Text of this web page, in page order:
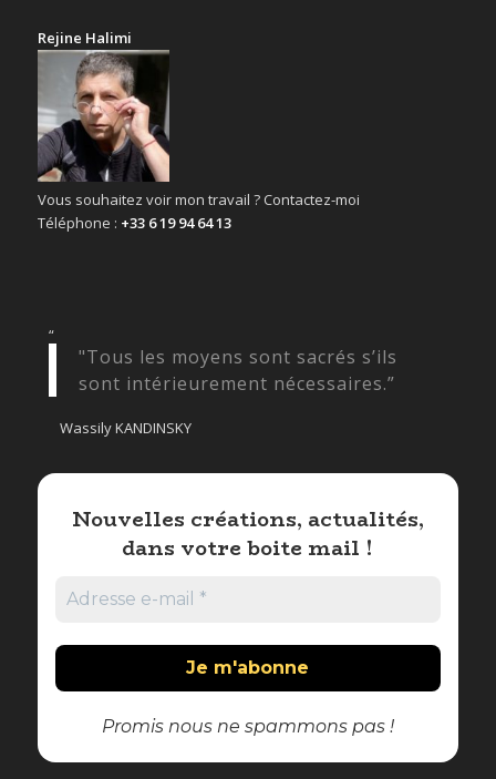
Rejine Halimi
Vous souhaitez voir mon travail ? Contactez-moi
Téléphone : +33 6 19 94 64 13
“
"Tous les moyens sont sacrés s’ils
sont intérieurement nécessaires.”
Wassily KANDINSKY
Nouvelles créations, actualités,
dans votre boite mail !
Promis nous ne spammons pas !